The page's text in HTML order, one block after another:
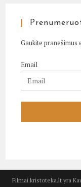
Gaukite pranešimus
Email
Filmai.kristoteka.lt yra